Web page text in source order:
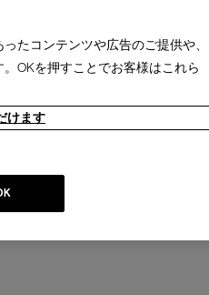
たコンテンツや広告のご提供や、
OKを押すことでお客様はこれら
けます